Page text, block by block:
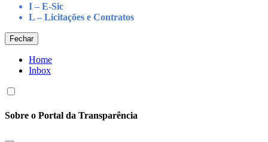
I – E-Sic
L – Licitações e Contratos
Fechar
Home
Inbox
Sobre o Portal da Transparência